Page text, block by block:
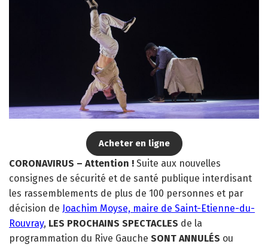
Acheter en ligne
CORONAVIRUS – Attention ! Suite aux nouvelles
consignes de sécurité et de santé publique interdisant
les rassemblements de plus de 100 personnes et par
décision de Joachim Moyse, maire de Saint-Etienne-du-
Rouvray, LES PROCHAINS SPECTACLES de la
programmation du Rive Gauche SONT ANNULÉS ou